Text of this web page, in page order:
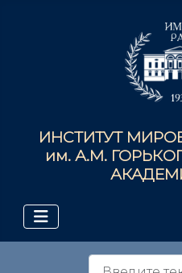
ИНСТИТУТ
им. А.М.